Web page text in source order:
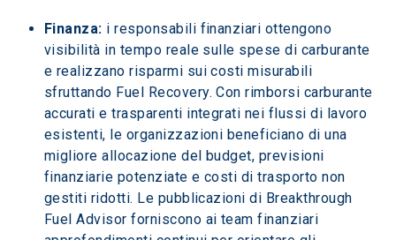
Finanza: i responsabili finanziari ottengono
visibilità in tempo reale sulle spese di carburante
e realizzano risparmi sui costi misurabili
sfruttando Fuel Recovery. Con rimborsi carburante
accurati e trasparenti integrati nei flussi di lavoro
esistenti, le organizzazioni beneficiano di una
migliore allocazione del budget, previsioni
finanziarie potenziate e costi di trasporto non
gestiti ridotti. Le pubblicazioni di Breakthrough
Fuel Advisor forniscono ai team finanziari